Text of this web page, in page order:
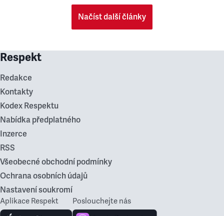
Načíst další články
Respekt
Redakce
Kontakty
Kodex Respektu
Nabídka předplatného
Inzerce
RSS
Všeobecné obchodní podmínky
Ochrana osobních údajů
Nastavení soukromí
Aplikace Respekt Poslouchejte nás